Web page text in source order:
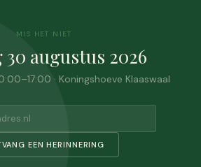
MIS HET NIET
30 augustus 2026
· Koningshoeve Klaaswaal
EEN HERINNERING